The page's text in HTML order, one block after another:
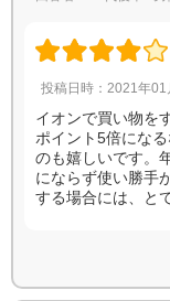
投稿日時：2021年01
イオンで買い物を
ポイント5倍にな
のも嬉しいです。
にならず使い勝手
する場合には、と